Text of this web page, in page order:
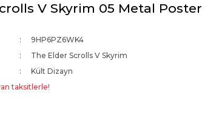
V Skyrim 05 Metal Poster
9HP6PZ6WK4
The Elder Scrolls V Skyrim
Kült Dizayn
taksitlerle!